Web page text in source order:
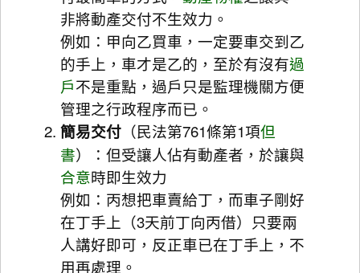
非將動產交付不生效力。
例如：甲向乙買車，一定要車交到乙
的手上，車才是乙的，至於有沒有過
戶不是重點，過戶只是監理機關方便
管理之行政程序而已。
簡易交付（民法第761條第1項但
書）：但受讓人佔有動產者，於讓與
合意時即生效力
例如：丙想把車賣給丁，而車子剛好
在丁手上（3天前丁向丙借）只要兩
人講好即可，反正車已在丁手上，不
用再處理。